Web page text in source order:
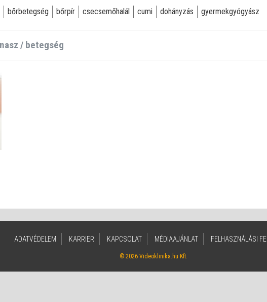
bőrbetegség bőrpír csecsemőhalál cumi dohányzás gyermekgyógyász
ADATVÉDELEM KARRIER KAPCSOLAT MÉDIAAJÁNLAT FELHASZNÁLÁSI
© 2026 Videoklinika.hu Kft.